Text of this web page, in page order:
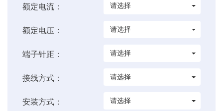
额定电流： 请选择
额定电压： 请选择
端子针距： 请选择
接线方式： 请选择
安装方式： 请选择